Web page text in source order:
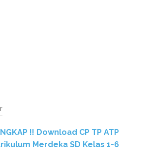
!! Download CP TP ATP
Merdeka SD Kelas 1-6